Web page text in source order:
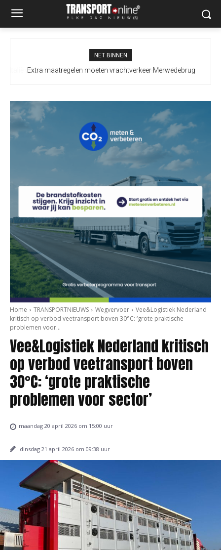
NET BINNEN
Extra maatregelen moeten vrachtverkeer Merwedebrug
Home TRANSPORTNIEUWS Wegvervoer
Vee&Logistiek Nederland
kritisch op verbod veetransport boven 30°C: ‘grote praktische
problemen voor...
Vee&Logistiek Nederland kritisch
op verbod veetransport boven
30°C: ‘grote praktische
problemen voor sector’
maandag 20 april 2026 om 15:00 uur
dinsdag 21 april 2026 om 09:38 uur